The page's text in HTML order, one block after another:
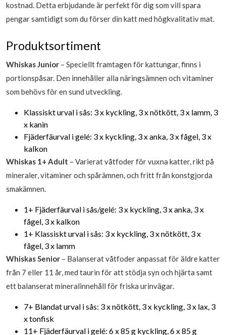
kostnad. Detta erbjudande är perfekt för dig som vill spara
pengar samtidigt som du förser din katt med högkvalitativ mat.
Produktsortiment
Whiskas Junior – Speciellt framtagen för kattungar, finns i
portionspåsar. Den innehåller alla näringsämnen och vitaminer
som behövs för en sund utveckling.
Klassiskt urval i sås: 3 x kyckling, 3 x nötkött, 3 x lamm, 3
x kanin
Fjäderfäurval i gelé: 3 x kyckling, 3 x anka, 3 x fågel, 3 x
kalkon
Whiskas 1+ Adult – Varierat våtfoder för vuxna katter, rikt på
mineraler, vitaminer och spårämnen, och fritt från konstgjorda
smakämnen.
1+ Fjäderfäurval i sås/gelé: 3 x kyckling, 3 x anka, 3 x
fågel, 3 x kalkon
1+ Klassiskt urval i sås: 3 x kyckling, 3 x nötkött, 3 x
fågel, 3 x lamm
Whiskas Senior – Balanserat våtfoder anpassat för äldre katter
från 7 eller 11 år, med taurin för att stödja syn och hjärta samt
ett balanserat mineralinnehåll för friska urinvägar.
7+ Blandat urval i sås: 3 x nötkött, 3 x kyckling, 3 x lax, 3
x tonfisk
11+ Fjäderfäurval i gelé: 6 x 85 g kyckling, 6 x 85 g